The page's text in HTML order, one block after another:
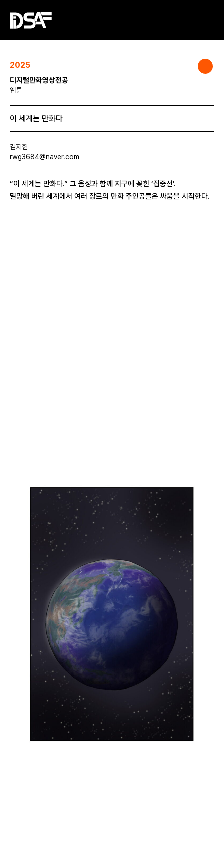
2025
디지털만화영상전공
웹툰
이 세계는 만화다
김지헌
rwg3684@naver.com
“이 세계는 만화다.” 그 음성과 함께 지구에 꽂힌 ‘집중선’.
멸망해 버린 세계에서 여러 장르의 만화 주인공들은 싸움을 시작한다.